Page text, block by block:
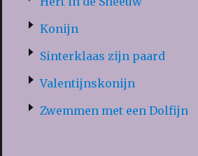
Konijn
Sinterklaas zijn paard
Valentijnskonijn
Zwemmen met een Dolfijn